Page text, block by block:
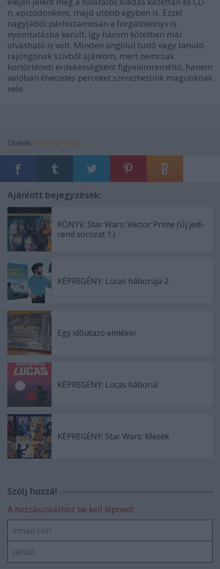
n, epizódonként, majd utóbb egyben is. Ezzel
nagyjából párhuzamosan a forgatókönyv is
nyomtatásba került, így három kötetben már
olvasható is volt. Minden angolul tudó vagy tanuló
rajongónak szívből ajánlom, mert nemcsak
kortörténeti érdekességként figyelemreméltó, hanem
valóban élvezetes perceket szerezhetünk magunknak
vele.
Címkék: scifi star wars
Ajánlott bejegyzések:
KÖNYV: Star Wars: Vector Prime (Új jedi-
rend sorozat 1.)
KÉPREGÉNY: Lucas háborúja 2.
Egy időutazó emlékei
KÉPREGÉNY: Lucas háborúi
KÉPREGÉNY: Star Wars: Mesék
Szólj hozzá!
A hozzászóláshoz be kell lépned!